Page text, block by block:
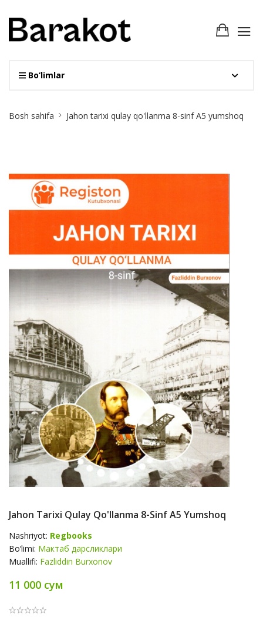
Bo‘limlar
Breadcrumb
Bosh sahifa Jahon tarixi qulay qo'llanma 8-sinf А5 yumshoq
Jahon Tarixi Qulay Qo'llanma 8-Sinf А5 Yumshoq
Nashriyot: Regbooks
Bo‘limi: Мактаб дарсликлари
Muallifi: Fazliddin Burxonov
11 000 сум